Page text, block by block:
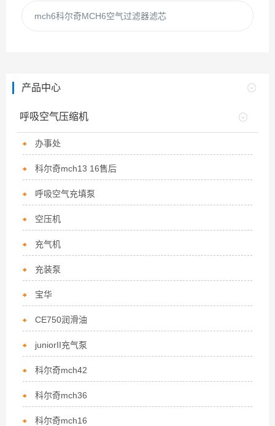
mch6科尔奇MCH6空气过滤器滤芯
产品中心
呼吸空气压缩机
办事处
科尔奇mch13 16售后
呼吸空气充填泵
空压机
充气机
充装泵
宝华
CE750润滑油
juniorII充气泵
科尔奇mch42
科尔奇mch36
科尔奇mch16